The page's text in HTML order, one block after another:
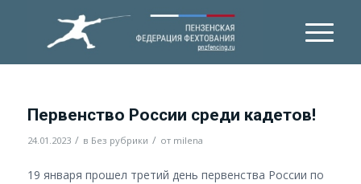
Первенство России среди кадетов!
24.01.2023 / в Без рубрики / от milena
19 января прошел третий день первенства России по